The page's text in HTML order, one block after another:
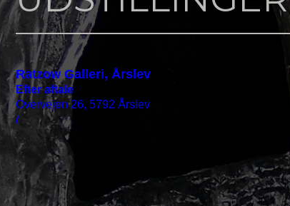
Ratzow Galleri, Årslev
Efter aftale
Overvejen 26, 5792 Årslev
/